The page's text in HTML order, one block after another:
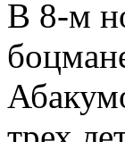
В 8-м